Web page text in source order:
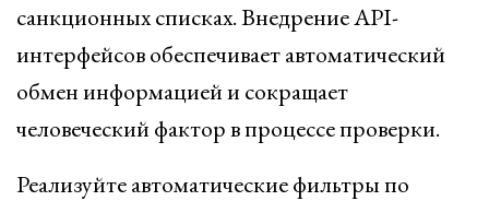
санкционных списках. Внедрение API-
интерфейсов обеспечивает автоматический
обмен информацией и сокращает
человеческий фактор в процессе проверки.
Реализуйте автоматические фильтры по